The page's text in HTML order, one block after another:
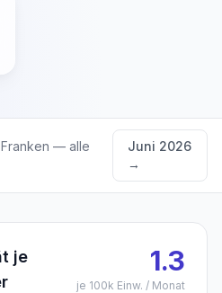
— alle
Juni 2026
→
je
1.3
je 100k Einw. / Monat